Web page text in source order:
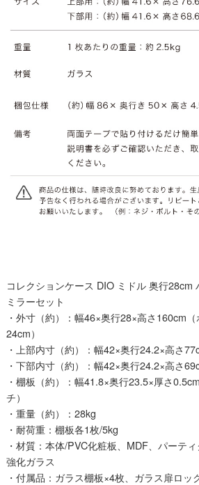
コレクションケース DIO ミドル 奥行
ミラーセット
・外寸（約）：幅46×奥行28×高さ160cm
24cm）
・上部内寸（約）：幅42×奥行24.2×高さ
・下部内寸（約）：幅42×奥行24.2×高さ
・棚板（約）：幅41.8×奥行23.5×厚さ
チ）
・重量（約）：28kg
・耐荷重：棚板各1枚/5kg
・材質：本体/PVC化粧板、MDF、パーテ
強化ガラス
・付属品：ガラス棚板×4枚、ガラス扉ロッ